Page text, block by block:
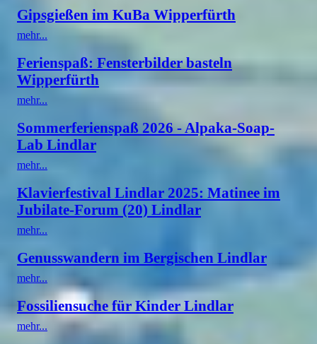
Gipsgießen im KuBa Wipperfürth
mehr...
Ferienspaß: Fensterbilder basteln
Wipperfürth
mehr...
Sommerferienspaß 2026 - Alpaka-Soap-
Lab Lindlar
mehr...
Klavierfestival Lindlar 2025: Matinee im
Jubilate-Forum (20) Lindlar
mehr...
Genusswandern im Bergischen Lindlar
mehr...
Fossiliensuche für Kinder Lindlar
mehr...